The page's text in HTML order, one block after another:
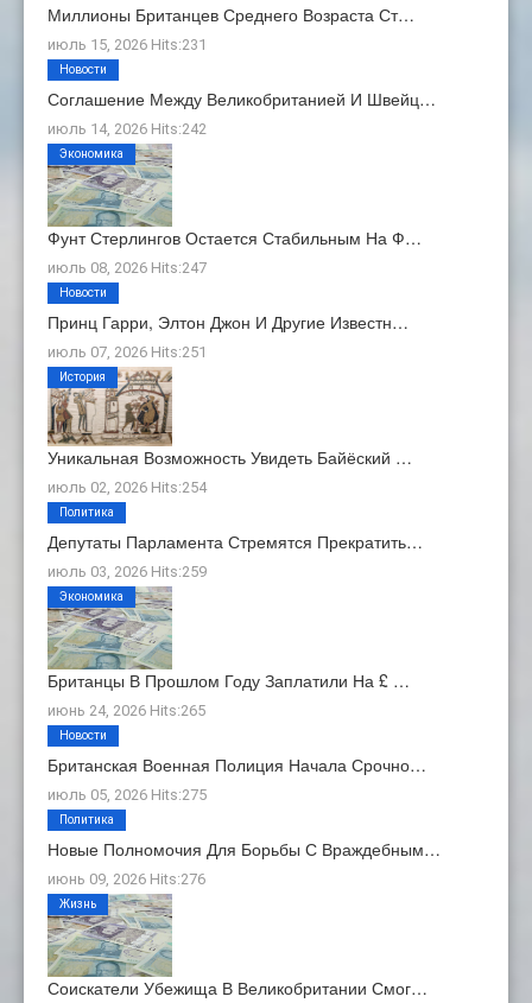
Миллионы Британцев Среднего Возраста Ст…
июль 15, 2026 Hits:231
Соглашение Между Великобританией И Швейц…
июль 14, 2026 Hits:242
Новости
Фунт Стерлингов Остается Стабильным На Ф…
июль 08, 2026 Hits:247
Экономика
Принц Гарри, Элтон Джон И Другие Известн…
июль 07, 2026 Hits:251
Новости
Уникальная Возможность Увидеть Байёский …
июль 02, 2026 Hits:254
История
Депутаты Парламента Стремятся Прекратить…
июль 03, 2026 Hits:259
Политика
Британцы В Прошлом Году Заплатили На £ …
июнь 24, 2026 Hits:265
Экономика
Британская Военная Полиция Начала Срочно…
июль 05, 2026 Hits:275
Новости
Новые Полномочия Для Борьбы С Враждебным…
июнь 09, 2026 Hits:276
Политика
Соискатели Убежища В Великобритании Смог…
Жизнь